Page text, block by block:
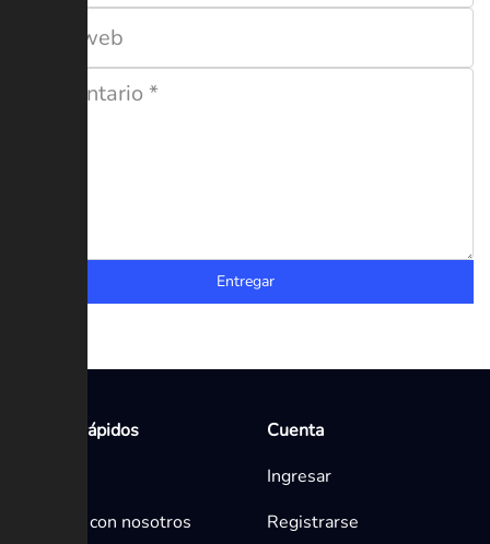
Entregar
Enlaces rápidos
Contacta con nosotros
Cuenta
Ingresar
Registrarse